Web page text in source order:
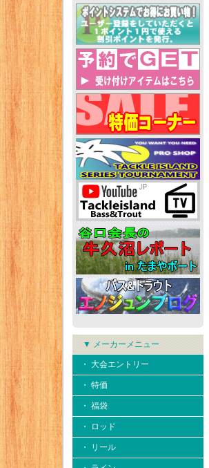
▼ メーカーメニュー
・ 大会エントリー
・ 特価
・ 福袋
・ ロッド
・ リール